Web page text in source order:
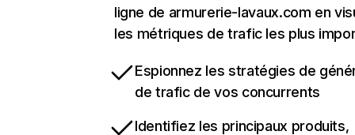
ligne de armurerie-lavaux.com en
les métriques de trafic les plus
Espionnez les stratégies de
de trafic de vos concurrents
Identifiez les principaux produits,